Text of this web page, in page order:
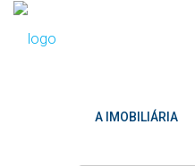
A IMOBILIÁRIA